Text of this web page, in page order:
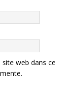
web dans ce